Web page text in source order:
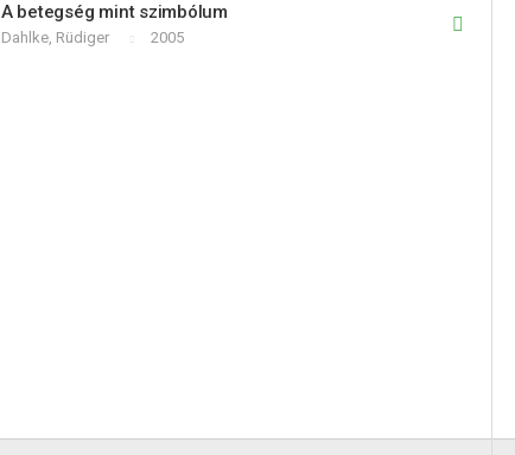
A betegség mint szimbólum
Dahlke, Rüdiger 2005